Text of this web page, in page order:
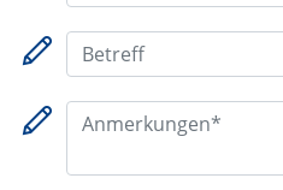
Betreff:
Nachricht*: